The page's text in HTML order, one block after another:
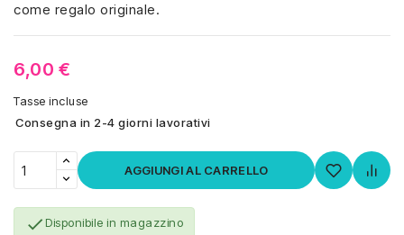
come regalo originale.
6,00 €
Tasse incluse
Consegna in 2-4 giorni lavorativi
AGGIUNGI AL CARRELLO
Disponibile in magazzino